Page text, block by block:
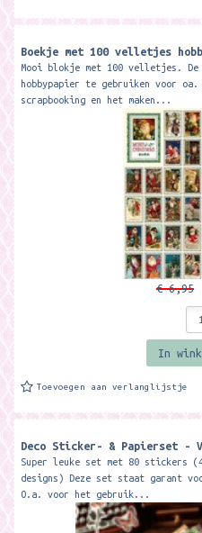
Boekje met 100 velletjes
Mooi blokje met 100 velletjes.
hobbypapier te gebruiken voor
scrapbooking en het maken...
€ 6,95
In
Toevoegen aan verlanglijstje
Deco Sticker- & Papierset -
Super leuke set met 80 stickers
designs) Deze set staat garant
O.a. voor het gebruik...